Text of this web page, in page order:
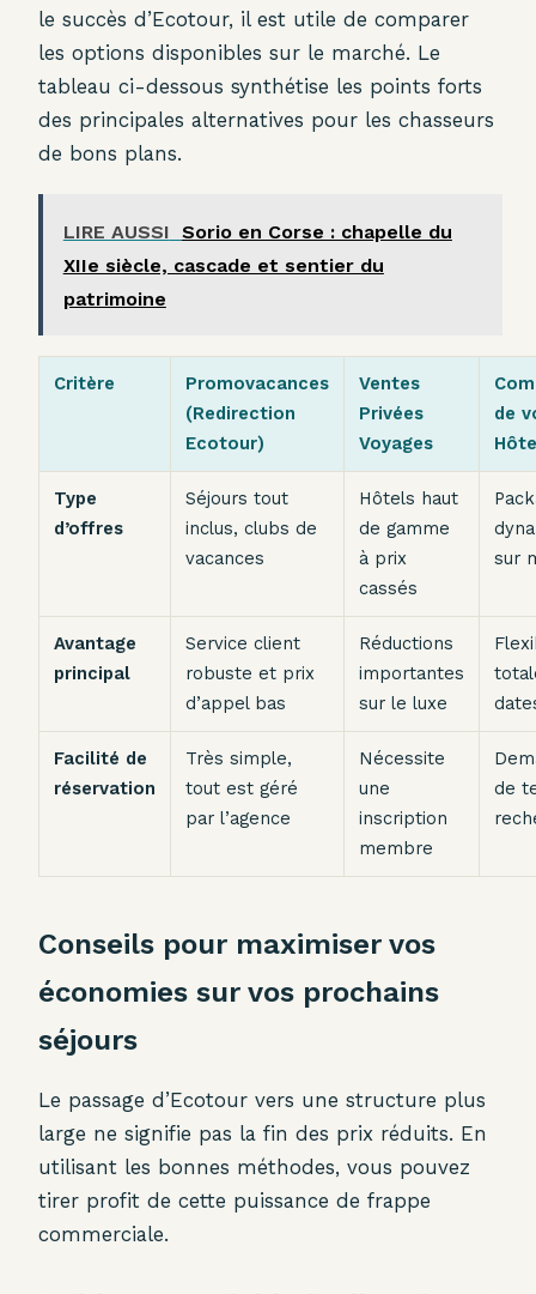
le succès d’Ecotour, il est utile de comparer
les options disponibles sur le marché. Le
tableau ci-dessous synthétise les points forts
des principales alternatives pour les chasseurs
de bons plans.
LIRE AUSSI Sorio en Corse : chapelle du
XIIe siècle, cascade et sentier du
patrimoine
Critère
Promovacances
(Redirection
Ecotour)
Ventes
Privées
Voyages
de
Type
d’offres
Séjours tout
inclus, clubs de
vacances
Hôtels haut
de gamme
à prix
cassés
sur
Avantage
principal
Service client
robuste et prix
d’appel bas
Réductions
importantes
sur le luxe
Facilité de
réservation
Très simple,
tout est géré
par l’agence
Nécessite
une
inscription
membre
de
Conseils pour maximiser vos
économies sur vos prochains
séjours
Le passage d’Ecotour vers une structure plus
large ne signifie pas la fin des prix réduits. En
utilisant les bonnes méthodes, vous pouvez
tirer profit de cette puissance de frappe
commerciale.